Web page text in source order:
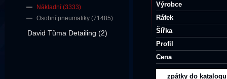
Výrobce
Ráfek
Šířka
Profil
Cena
zpátky do katalogu
Nákladní (3333)
Osobní pneumatiky (71485)
David Tůma Detailing (2)